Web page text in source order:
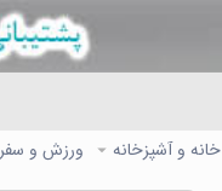
خانه و آشپزخانه ورزش و سفر